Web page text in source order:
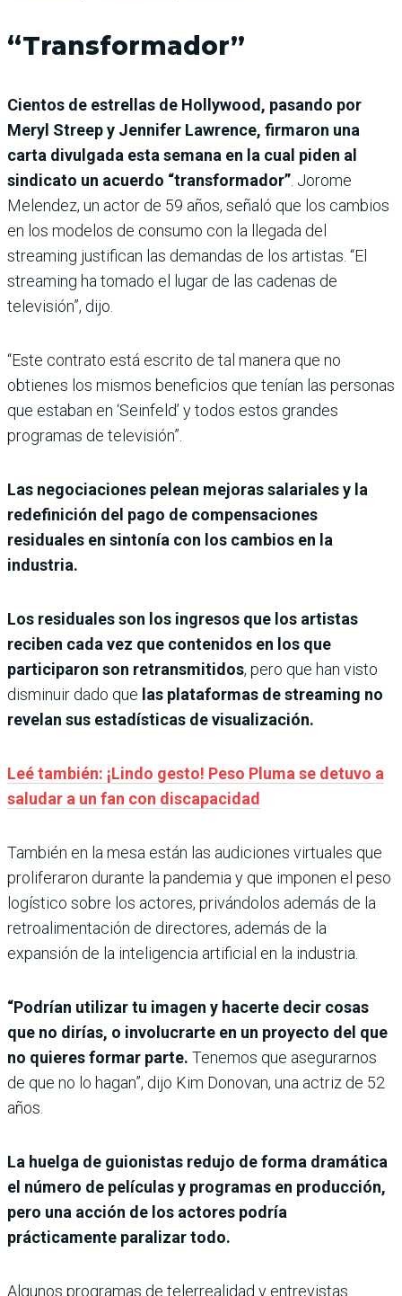
“Transformador”
Cientos de estrellas de Hollywood, pasando por
Meryl Streep y Jennifer Lawrence, firmaron una
carta divulgada esta semana en la cual piden al
sindicato un acuerdo “transformador” . Jorome
Melendez, un actor de 59 años, señaló que los cambios
en los modelos de consumo con la llegada del
streaming justifican las demandas de los artistas. “El
streaming ha tomado el lugar de las cadenas de
televisión”, dijo.
“Este contrato está escrito de tal manera que no
obtienes los mismos beneficios que tenían las personas
que estaban en ‘Seinfeld’ y todos estos grandes
programas de televisión”.
Las negociaciones pelean mejoras salariales y la
redefinición del pago de compensaciones
residuales en sintonía con los cambios en la
industria.
Los residuales son los ingresos que los artistas
reciben cada vez que contenidos en los que
participaron son retransmitidos, pero que han visto
disminuir dado que las plataformas de streaming no
revelan sus estadísticas de visualización.
Leé también: ¡Lindo gesto! Peso Pluma se detuvo a
saludar a un fan con discapacidad
También en la mesa están las audiciones virtuales que
proliferaron durante la pandemia y que imponen el peso
logístico sobre los actores, privándolos además de la
retroalimentación de directores, además de la
expansión de la inteligencia artificial en la industria.
“Podrían utilizar tu imagen y hacerte decir cosas
que no dirías, o involucrarte en un proyecto del que
no quieres formar parte. Tenemos que asegurarnos
de que no lo hagan”, dijo Kim Donovan, una actriz de 52
años.
La huelga de guionistas redujo de forma dramática
el número de películas y programas en producción,
pero una acción de los actores podría
prácticamente paralizar todo.
Algunos programas de telerrealidad y entrevistas